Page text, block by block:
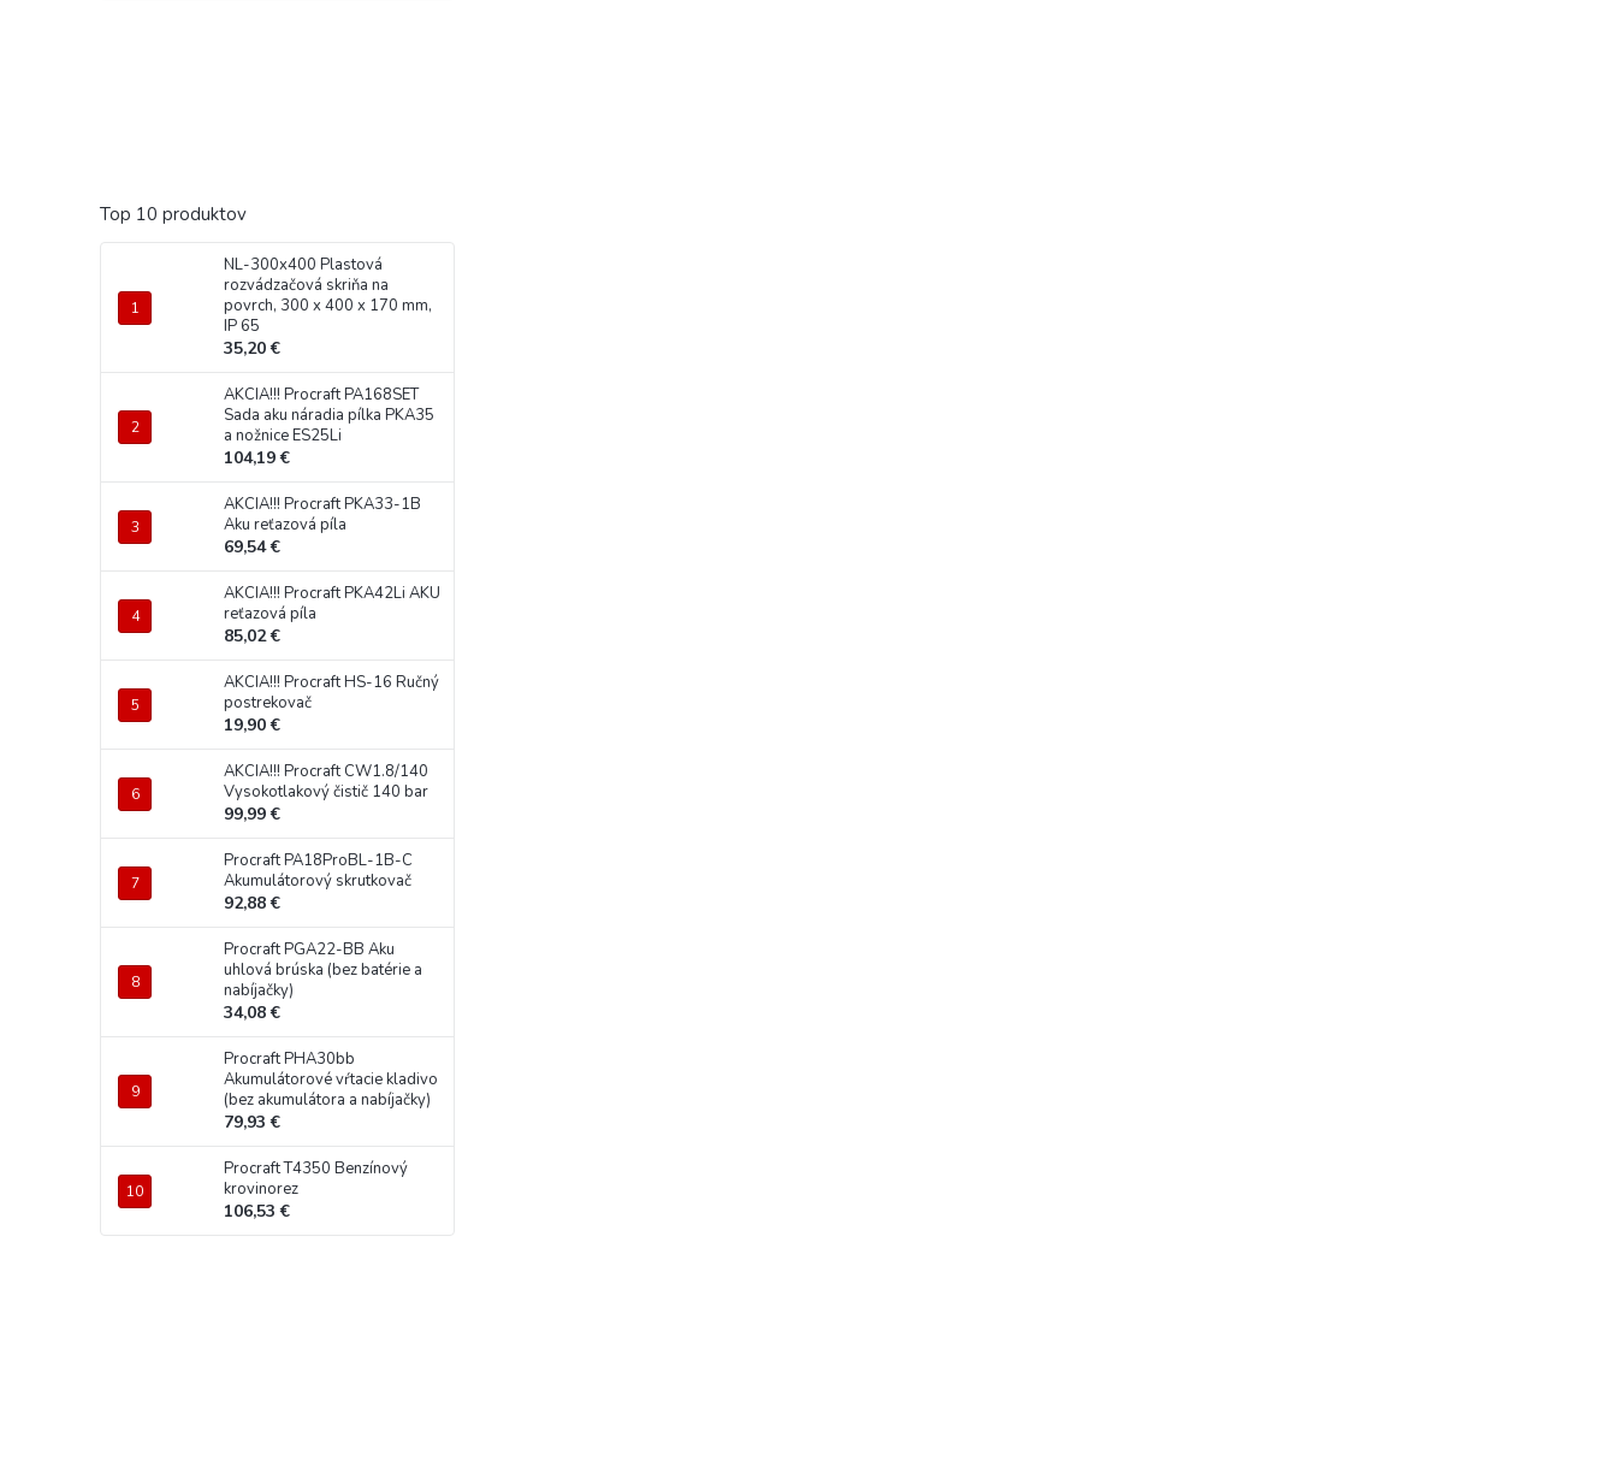
Top 10 produktov
NL-300x400 Plastová
rozvádzačová skriňa na
povrch, 300 x 400 x 170 mm,
IP 65
35,20 €
AKCIA!!! Procraft PA168SET
Sada aku náradia pílka PKA35
a nožnice ES25Li
104,19 €
AKCIA!!! Procraft PKA33-1B
Aku reťazová píla
69,54 €
AKCIA!!! Procraft PKA42Li AKU
reťazová píla
85,02 €
AKCIA!!! Procraft HS-16 Ručný
postrekovač
19,90 €
AKCIA!!! Procraft CW1.8/140
Vysokotlakový čistič 140 bar
99,99 €
Procraft PA18ProBL-1B-C
Akumulátorový skrutkovač
92,88 €
Procraft PGA22-BB Aku
uhlová brúska (bez batérie a
nabíjačky)
34,08 €
Procraft PHA30bb
Akumulátorové vŕtacie kladivo
(bez akumulátora a nabíjačky)
79,93 €
Procraft T4350 Benzínový
krovinorez
106,53 €